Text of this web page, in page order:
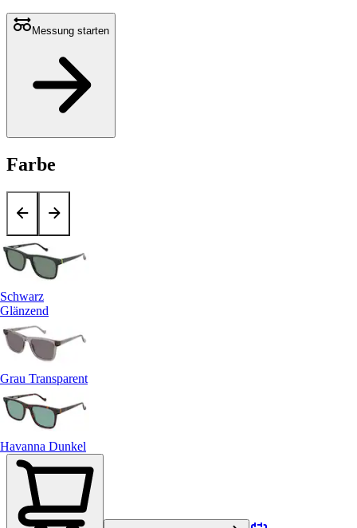
Messung starten
Farbe
Schwarz
Glänzend
Grau Transparent
Havanna Dunkel